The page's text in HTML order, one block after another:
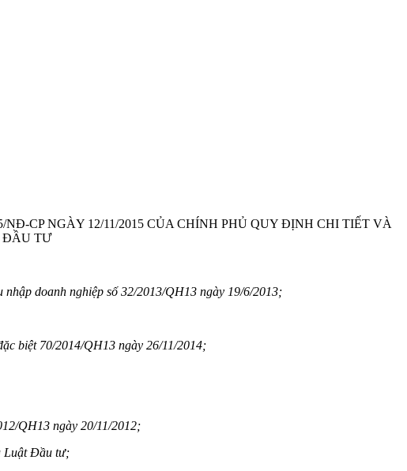
CP NGÀY 12/11/2015 CỦA CHÍNH PHỦ QUY ĐỊNH CHI TIẾT VÀ
ĐẦU TƯ
doanh nghiệp số 32/2013/QH13 ngày 19/6/2013;
biệt 70/2014/QH13 ngày 26/11/2014;
QH13 ngày 20/11/2012;
Luật Đầu tư;